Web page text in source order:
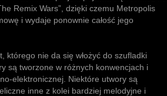
Remix Wars”, dzięki czemu Metropolis
i wydaje ponownie całość jego
którego nie da się włożyć do szufladki
są tworzone w różnych konwencjach i
elektronicznej. Niektóre utwory są
inne z kolei bardziej melodyjne i